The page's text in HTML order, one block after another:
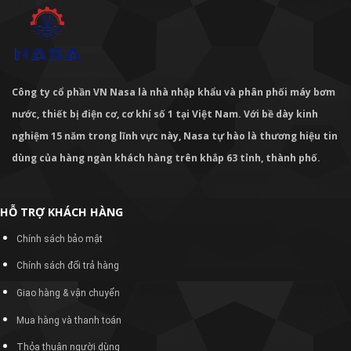
Công ty cổ phần VN Nasa là nhà nhập khẩu và phân phối máy bơm
nước, thiết bị điện cơ, cơ khí số 1 tại Việt Nam. Với bề dày kinh
nghiệm 15 năm trong lĩnh vực này, Nasa tự hào là thương hiệu tin
dùng của hàng ngàn khách hàng trên khắp 63 tỉnh, thành phố.
HỖ TRỢ KHÁCH HÀNG
Chính sách bảo mật
Chính sách đổi trả hàng
Giao hàng & vận chuyển
Mua hàng và thanh toán
Thỏa thuận người dùng